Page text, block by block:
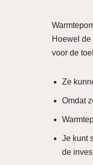
Hoewel
voor de
Ze
Omdat
Je kunt
de